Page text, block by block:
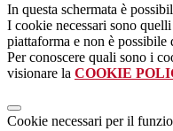
In questa schermata è
I cookie necessari sono
piattaforma e non è possibile
Per conoscere quali sono i
visionare la COOKIE
Cookie necessari per il